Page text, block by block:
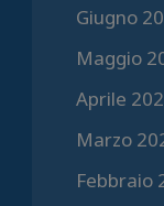
Giugno
Maggio
Aprile
Marzo
Febbraio